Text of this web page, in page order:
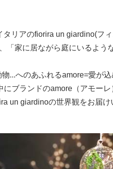
リアのfiorira un giardino(フィ
「家に居ながら庭にいるよ
...へのあふれるamore=愛が込
ブランドのamore（アモーレ
un giardinoの世界観をお届け